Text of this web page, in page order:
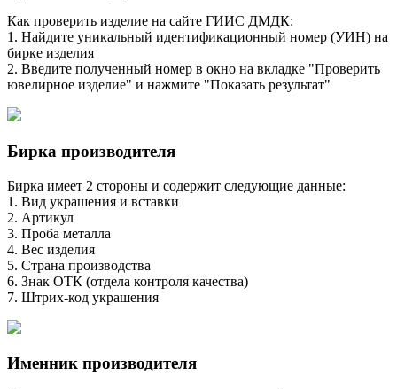
Как проверить изделие на сайте ГИИС ДМДК:
1. Найдите уникальный идентификационный номер (УИН) на
бирке изделия
2. Введите полученный номер в окно на вкладке "Проверить
ювелирное изделие" и нажмите "Показать результат"
Бирка производителя
Бирка имеет 2 стороны и содержит следующие данные:
1. Вид украшения и вставки
2. Артикул
3. Проба металла
4. Вес изделия
5. Страна производства
6. Знак ОТК (отдела контроля качества)
7. Штрих-код украшения
Именник производителя